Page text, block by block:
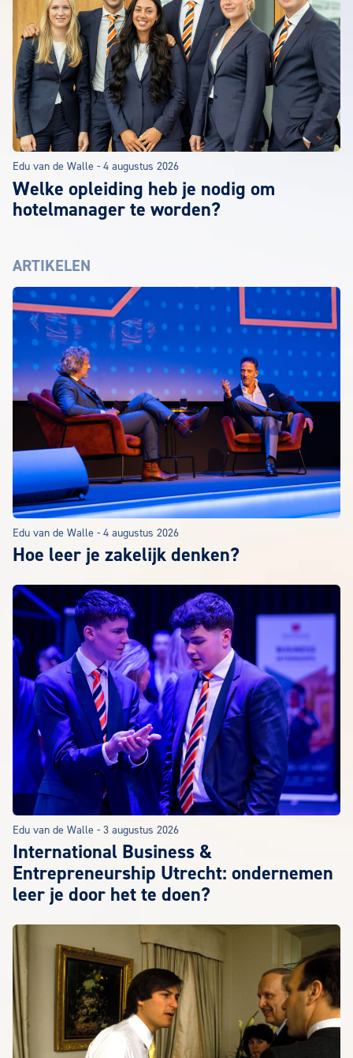
Edu van de Walle - 4 augustus 2026
Welke opleiding heb je nodig om
hotelmanager te worden?
ARTIKELEN
Edu van de Walle - 4 augustus 2026
Hoe leer je zakelijk denken?
Edu van de Walle - 3 augustus 2026
International Business &
Entrepreneurship Utrecht: ondernemen
leer je door het te doen?